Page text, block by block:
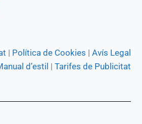
| Política de Cookies | Avís Legal
d’estil | Tarifes de Publicitat